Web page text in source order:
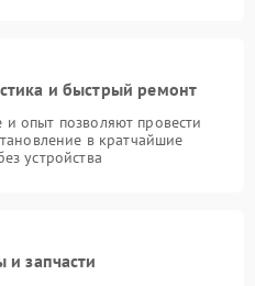
и быстрый ремонт
опыт позволяют провести
в кратчайшие
устройства
и запчасти